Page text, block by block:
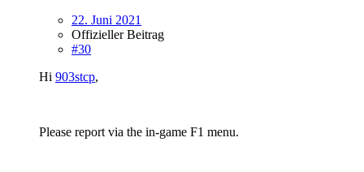
22. Juni 2021
Offizieller Beitrag
#30
Hi 903stcp,
Please report via the in-game F1 menu.